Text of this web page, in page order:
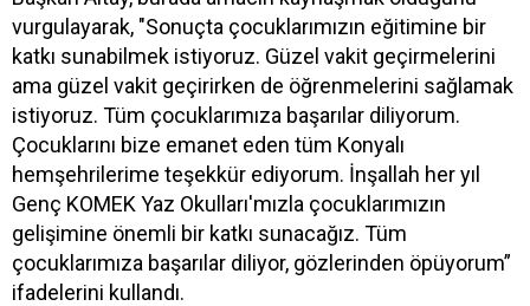
vurgulayarak, "Sonuçta çocuklarımızın eğitimine bir
katkı sunabilmek istiyoruz. Güzel vakit geçirmelerini
ama güzel vakit geçirirken de öğrenmelerini sağlamak
istiyoruz. Tüm çocuklarımıza başarılar diliyorum.
Çocuklarını bize emanet eden tüm Konyalı
hemşehrilerime teşekkür ediyorum. İnşallah her yıl
Genç KOMEK Yaz Okulları'mızla çocuklarımızın
gelişimine önemli bir katkı sunacağız. Tüm
çocuklarımıza başarılar diliyor, gözlerinden öpüyorum”
ifadelerini kullandı.